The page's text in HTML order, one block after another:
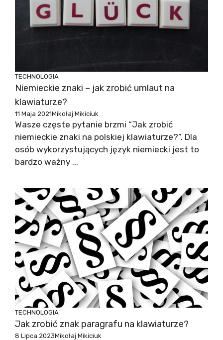
TECHNOLOGIA
Niemieckie znaki – jak zrobić umlaut na
klawiaturze?
11 Maja 2021Mikołaj Mikiciuk
Wasze częste pytanie brzmi “Jak zrobić
niemieckie znaki na polskiej klawiaturze?”. Dla
osób wykorzystujących język niemiecki jest to
bardzo ważny ...
TECHNOLOGIA
Jak zrobić znak paragrafu na klawiaturze?
8 Lipca 2023Mikołaj Mikiciuk